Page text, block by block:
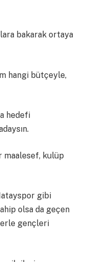
bakarak ortaya
hangi bütçeyle,
hedefi
maalesef, kulüp
gibi
olsa da geçen
gençleri